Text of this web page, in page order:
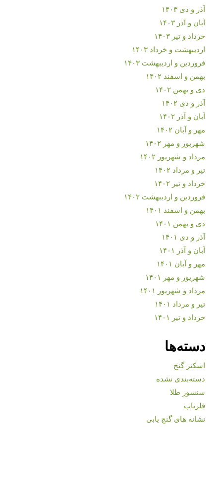
آذر و دی ۱۴۰۳
آبان و آذر ۱۴۰۳
خرداد و تیر ۱۴۰۳
اردیبهشت و خرداد ۱۴۰۳
فروردین و اردیبهشت ۱۴۰۳
بهمن و اسفند ۱۴۰۲
دی و بهمن ۱۴۰۲
آذر و دی ۱۴۰۲
آبان و آذر ۱۴۰۲
مهر و آبان ۱۴۰۲
شهریور و مهر ۱۴۰۲
مرداد و شهریور ۱۴۰۲
تیر و مرداد ۱۴۰۲
خرداد و تیر ۱۴۰۲
فروردین و اردیبهشت ۱۴۰۲
بهمن و اسفند ۱۴۰۱
دی و بهمن ۱۴۰۱
آذر و دی ۱۴۰۱
آبان و آذر ۱۴۰۱
مهر و آبان ۱۴۰۱
شهریور و مهر ۱۴۰۱
مرداد و شهریور ۱۴۰۱
تیر و مرداد ۱۴۰۱
خرداد و تیر ۱۴۰۱
دسته‌ها
اسکنر گنج
دسته‌بندی نشده
سنسور طلا
فلزیاب
نشانه های گنج یابی